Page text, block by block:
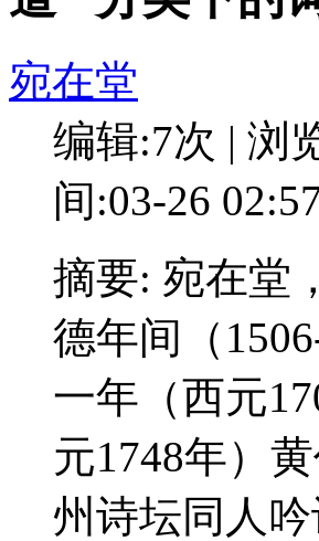
宛在堂
编辑:7次 | 浏
间:03-26
摘要: 宛在堂
德年间（
一年（西元
元1748年）
州诗坛同人